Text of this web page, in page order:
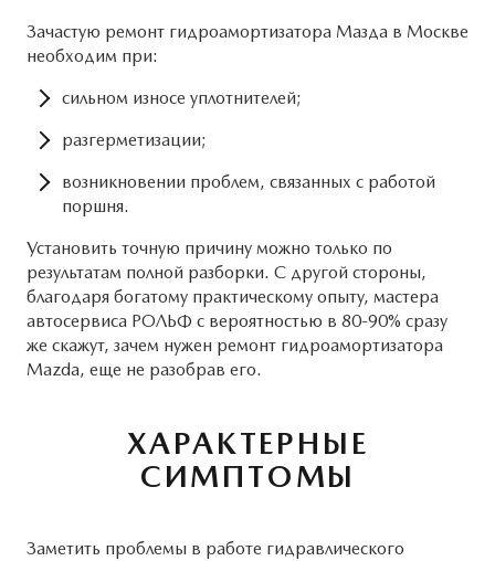
Зачастую ремонт гидроамортизатора Мазда в Москве
необходим при:
сильном износе уплотнителей;
разгерметизации;
возникновении проблем, связанных с работой
поршня.
Установить точную причину можно только по
результатам полной разборки. С другой стороны,
благодаря богатому практическому опыту, мастера
автосервиса РОЛЬФ с вероятностью в 80-90% сразу
же скажут, зачем нужен ремонт гидроамортизатора
Mazda, еще не разобрав его.
ХАРАКТЕРНЫЕ
СИМПТОМЫ
Заметить проблемы в работе гидравлического